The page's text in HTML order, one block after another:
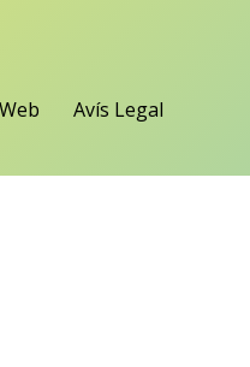
Avís Legal